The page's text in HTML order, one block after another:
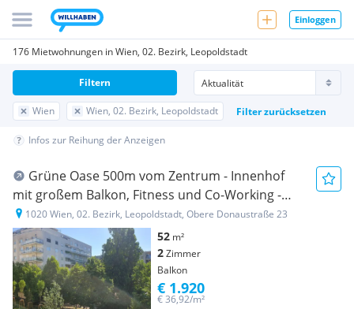
Einloggen
176 Mietwohnungen in Wien, 02. Bezirk, Leopoldstadt
Wien Wien, 02. Bezirk, Leopoldstadt Filter zurücksetzen
Filtern
Infos zur Reihung der Anzeigen
Grüne Oase 500m vom Zentrum - Innenhof
mit großem Balkon, Fitness und Co-Working -
Erstbezug
1020 Wien, 02. Bezirk, Leopoldstadt, Obere Donaustraße 23
52 m²
2Zimmer
Balkon
€ 36,92/m²
€ 1.920